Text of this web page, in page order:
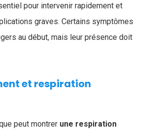
pour intervenir rapidement et
graves. Certains symptômes
au début, mais leur présence doit
et respiration
peut montrer une respiration